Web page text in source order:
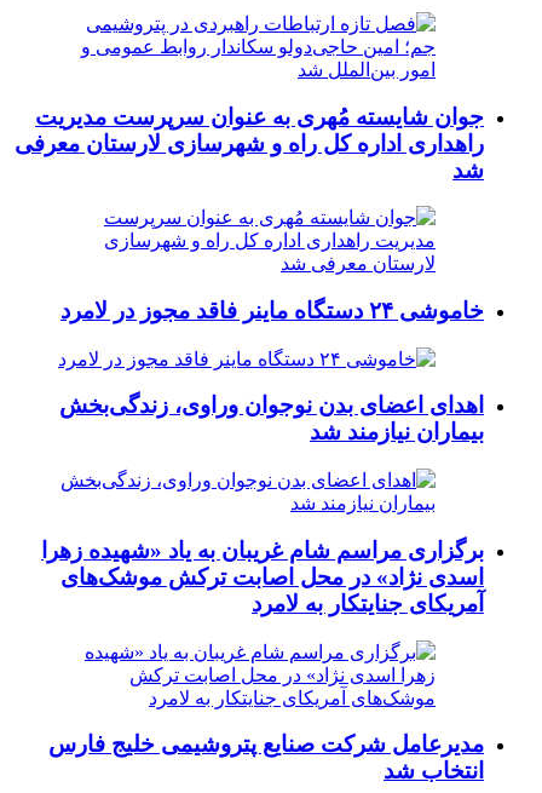
جوان شایسته مُهری به عنوان سرپرست مدیریت
راهداری اداره کل راه و شهرسازی لارستان معرفی
شد
خاموشی ۲۴ دستگاه ماینر فاقد مجوز در لامرد
اهدای اعضای بدن نوجوان وراوی، زندگی‌بخش
بیماران نیازمند شد
برگزاری مراسم شام غریبان به یاد «شهیده زهرا
اسدی نژاد» در محل اصابت ترکش موشک‌های
آمریکای جنایتکار به لامرد
مدیرعامل شرکت صنایع پتروشیمی خلیج فارس
انتخاب شد